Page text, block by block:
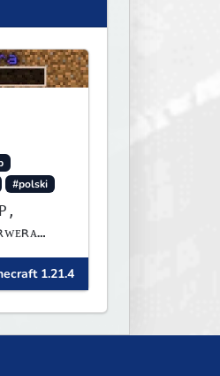
#polski
1.21.4